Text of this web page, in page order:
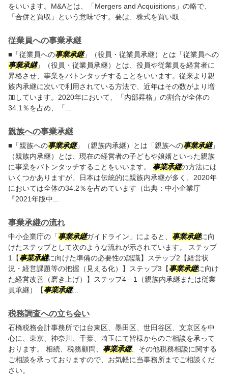
をいいます。M&Aとは、「Mergers and Acquisitions」の略で、
「合併と買収」という意味です。要は、株式を買い取...
従業員への事業承継
■「従業員への事業承継」（役員・従業員承継）とは「従業員への
事業承継」（役員・従業員承継）とは、役員や従業員を経営者に
昇格させ、事業をバトンタッチすることをいいます。従来より親
族内承継に次いで利用されている方法で、近年はその数がより増
加しています。2020年において、「内部昇格」の割合が全体の
34.1％を占め、「...
親族への事業承継
■「親族への事業承継」（親族内承継）とは「親族への事業承継」
（親族内承継）とは、現在の経営者の子どもや娘婿といった親族
に事業をバトンタッチすることをいいます。 事業承継の方法には
いくつかありますが、日本は伝統的に親族内承継が多く、2020年
においては全体の34.2％を占めています（出典：中小企業庁
『2021年版中...
事業承継の流れ
中小企業庁の「事業承継ガイドライン」によると、 事業承継に向
けたステップとして次のような流れが示されています。 ステップ
1【事業承継に向けた準備の必要性の認識】ステップ2【経営状
況・経営課題等の把握（見える化）】ステップ3【事業承継に向け
た経営改善（磨き上げ）】ステップ4―1（親族内承継または従業
員承継）【事業承継...
税務調査への立ち会い
石橋税務会計事務所では台東区、墨田区、世田谷区、文京区を中
心に、東京、神奈川、千葉、埼玉にて皆様からのご相談を承って
おります。 相続、税務顧問、 事業承継、その他税務相談に関する
ご相談を承っておりますので、お気軽に当事務所までご相談くだ
さい。